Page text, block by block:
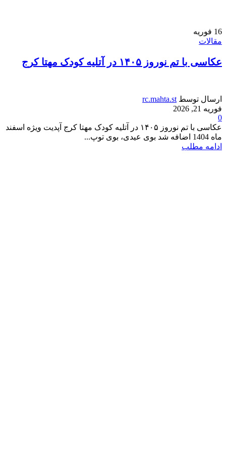
16 فوریه
مقالات
عکاسی با تم نوروز ۱۴۰۵ در آتلیه کودک مهتا کرج
ارسال توسط rc.mahta.st
فوریه 21, 2026
0
عکاسی با تم نوروز ۱۴۰۵ در آتلیه کودک مهتا کرج آپدیت ویژه اسفند
ماه 1404 اضافه شد بوی عیدی، بوی توپ...
ادامه مطلب